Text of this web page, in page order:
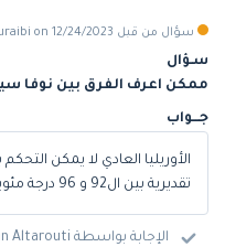
سؤال من قبل Faozi alhuraibi on 12/24/2023
سـؤال
ممكن اعرف الفرق بين نوفا
جـــواب
الأوريليا العادي لا يمكن
تقديرية بين ال92 و 96 درجة مئوية
الإجابة بواسطة Luqman Altarouti من اكويب